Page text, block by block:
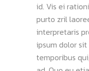
id. Vis ei
purto zril
interpretaris
ipsum dolor
temporibus